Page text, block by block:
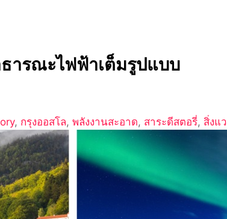
ารณะไฟฟ้าเต็มรูปแบบ
, กรุงออสโล, พลังงานสะอาด, สาระดีสตอรี่, สิ่งแ